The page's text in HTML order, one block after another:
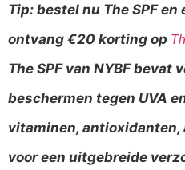
Tip: bestel nu The SPF en
ontvang €20 korting op
The SPF van NYBF bevat
beschermen tegen UVA
vitaminen,
voor een uitgebreide